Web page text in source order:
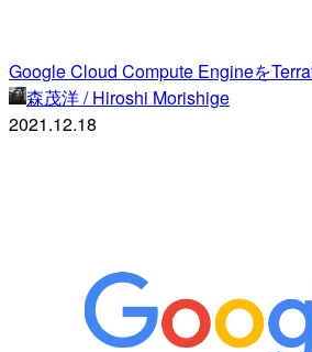
Google Cloud Compute Engineを
森茂洋 / Hiroshi Morishige
2021.12.18